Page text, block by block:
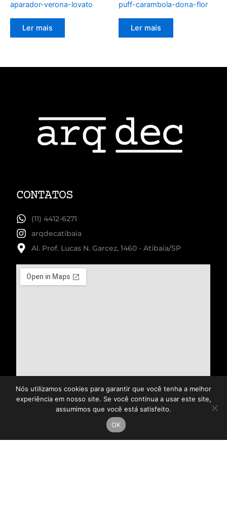
aparador-verona-lovato
Ler mais
puff-carambola-dona-flor
Ler mais
CONTATOS
(11) 4412-6271
arqdecatibaia
Al. Prof. Lucas N. Garcez, 1460 - Atibaia/SP
Nós utilizamos cookies para garantir que você tenha a melhor
experiência em nosso site. Se você continua a usar este site,
assumimos que você está satisfeito.
OK